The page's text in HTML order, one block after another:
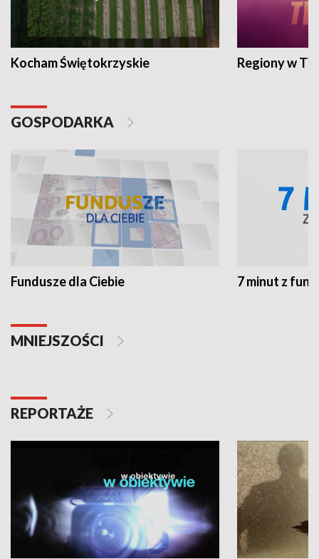
Kocham Świętokrzyskie Regiony w
GOSPODARKA
Fundusze dla Ciebie 7 minut z
MNIEJSZOŚCI
REPORTAŻE